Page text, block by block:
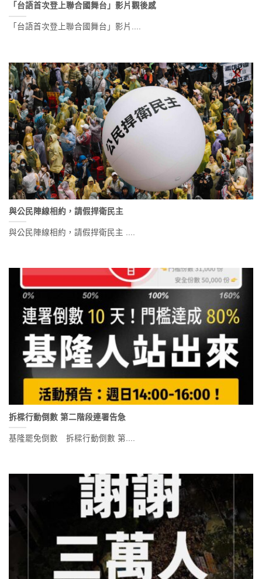
「台語首次登上聯合國舞台」影片觀後感
「台語首次登上聯合國舞台」影片....
與公民陣線相約，請假捍衛民主
與公民陣線相約，請假捍衛民主 ....
拆樑行動倒數 第二階段連署告急
基隆罷免倒數 拆樑行動倒數 第....